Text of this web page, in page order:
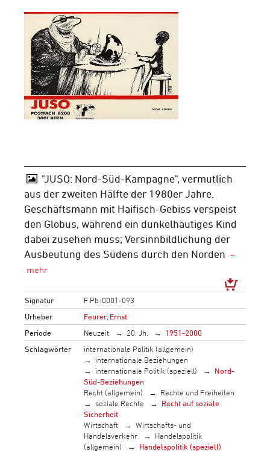
"JUSO: Nord-Süd-Kampagne", vermutlich
aus der zweiten Hälfte der 1980er Jahre.
Geschäftsmann mit Haifisch-Gebiss verspeist
den Globus, während ein dunkelhäutiges Kind
dabei zusehen muss; Versinnbildlichung der
Ausbeutung des Südens durch den Norden
Signatur
F Pb-0001-093
Urheber
Feurer, Ernst
Periode
Neuzeit 20. Jh.
1951-2000
Schlagwörter
internationale Politik (allgemein)
internationale Beziehungen
internationale Politik (speziell)
Nord-
Süd-Beziehungen
Recht (allgemein)
Rechte und Freiheiten
soziale Rechte
Recht auf soziale
Sicherheit
Wirtschaft
Wirtschafts- und
Handelsverkehr
Handelspolitik
(allgemein)
Handelspolitik (speziell)